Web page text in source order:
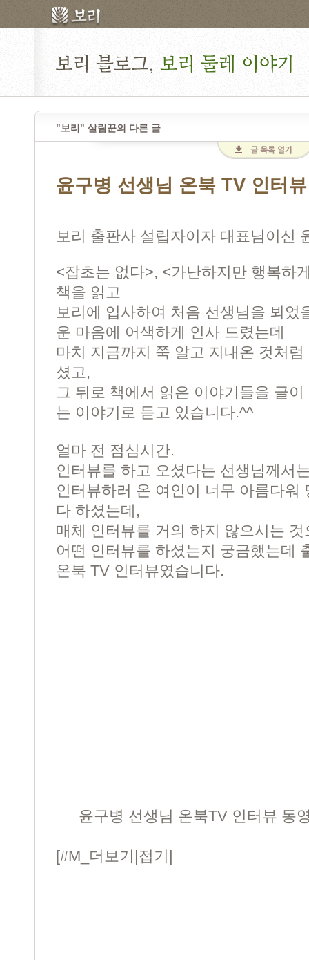
"보리" 살림꾼의 다른 글
윤구병 선생님 온북 TV 인터뷰
보리 출판사 설립자이자 대표님이신
<잡초는 없다>, <가난하지만 행복하
책을 읽고
보리에 입사하여 처음 선생님을 뵈었
운 마음에 어색하게 인사 드렸는데
마치 지금까지 쭉 알고 지내온 것처
셨고,
그 뒤로 책에서 읽은 이야기들을 글
는 이야기로 듣고 있습니다.^^
얼마 전 점심시간.
인터뷰를 하고 오셨다는 선생님께서
인터뷰하러 온 여인이 너무 아름다워
다 하셨는데,
매체 인터뷰를 거의 하지 않으시는
어떤 인터뷰를 하셨는지 궁금했는데
온북 TV 인터뷰였습니다.
윤구병 선생님 온북TV 인터뷰 동
[#M_더보기|접기|